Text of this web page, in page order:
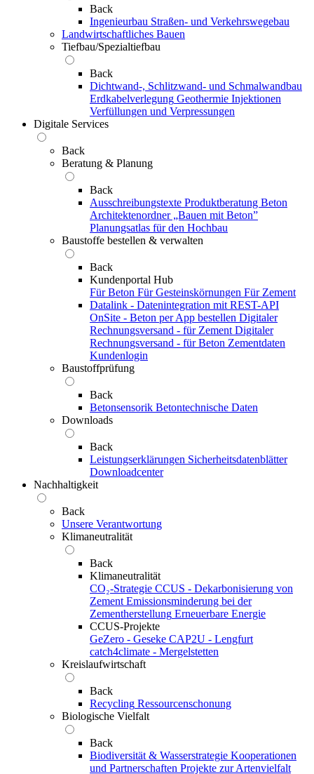
Back
Ingenieurbau Straßen- und Verkehrswegebau
Landwirtschaftliches Bauen
Tiefbau/Spezialtiefbau
Back
Dichtwand-, Schlitzwand- und Schmalwandbau
Erdkabelverlegung Geothermie Injektionen
Verfüllungen und Verpressungen
Digitale Services
Back
Beratung & Planung
Back
Ausschreibungstexte Produktberatung Beton
Architektenordner „Bauen mit Beton”
Planungsatlas für den Hochbau
Baustoffe bestellen & verwalten
Back
Kundenportal Hub
Für Beton Für Gesteinskörnungen Für Zement
Datalink - Datenintegration mit REST-API
OnSite - Beton per App bestellen Digitaler
Rechnungsversand - für Zement Digitaler
Rechnungsversand - für Beton Zementdaten
Kundenlogin
Baustoffprüfung
Back
Betonsensorik Betontechnische Daten
Downloads
Back
Leistungserklärungen Sicherheitsdatenblätter
Downloadcenter
Nachhaltigkeit
Back
Unsere Verantwortung
Klimaneutralität
Back
Klimaneutralität
CO₂-Strategie CCUS - Dekarbonisierung von
Zement Emissionsminderung bei der
Zementherstellung Erneuerbare Energie
CCUS-Projekte
GeZero - Geseke CAP2U - Lengfurt
catch4climate - Mergelstetten
Kreislaufwirtschaft
Back
Recycling Ressourcenschonung
Biologische Vielfalt
Back
Biodiversität & Wasserstrategie Kooperationen
und Partnerschaften Projekte zur Artenvielfalt